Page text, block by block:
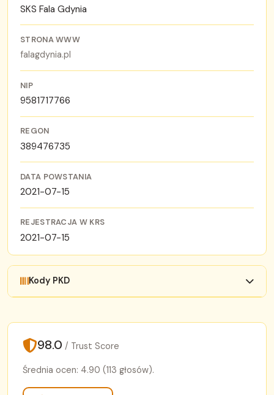
SKS Fala Gdynia
STRONA WWW
falagdynia.pl
NIP
9581717766
REGON
389476735
DATA POWSTANIA
2021-07-15
REJESTRACJA W KRS
2021-07-15
Kody PKD
98.0 / Trust Score
Średnia ocen: 4.90 (113 głosów).